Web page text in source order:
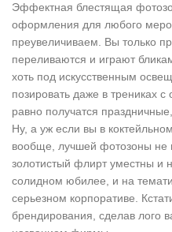
Эффектная блестящая
оформления для любого
преувеличиваем. Вы только
переливаются и играют
хоть под искусственным
позировать даже в трениках
равно получатся
Ну, а уж если вы в
вообще, лучшей фотозоны не
золотистый флирт уместны и
солидном юбилее, и на
серьезном корпоративе.
брендирования, сделав лого